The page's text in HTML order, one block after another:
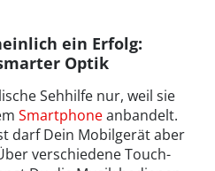
ein Erfolg:
Optik
Sehhilfe nur, weil sie
Smartphoneanbandelt.
darf Dein Mobilgerät aber
verschiedene Touch-